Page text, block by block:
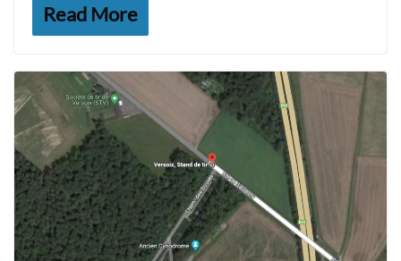
Read More